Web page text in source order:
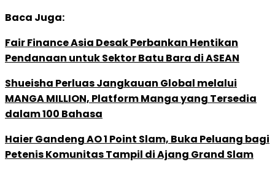
Baca Juga:
Fair Finance Asia Desak Perbankan Hentikan
Pendanaan untuk Sektor Batu Bara di ASEAN
Shueisha Perluas Jangkauan Global melalui
MANGA MILLION, Platform Manga yang Tersedia
dalam 100 Bahasa
Haier Gandeng AO 1 Point Slam, Buka Peluang bagi
Petenis Komunitas Tampil di Ajang Grand Slam